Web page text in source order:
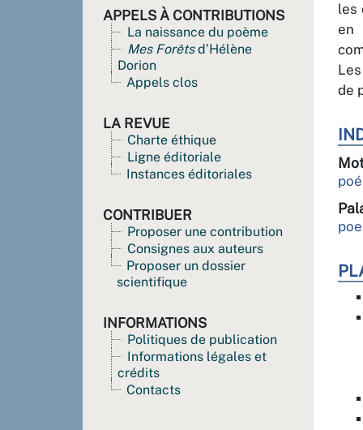
APPELS À CONTRIBUTIONS
La naissance du poème
Mes Forêtsd’Hélène
Dorion
Appels clos
LA REVUE
Charte éthique
Ligne éditoriale
Instances éditoriales
CONTRIBUER
Proposer une contribution
Consignes aux auteurs
Proposer un dossier
scientifique
INFORMATIONS
Politiques de publication
Informations légales et
crédits
Contacts
les
en
de